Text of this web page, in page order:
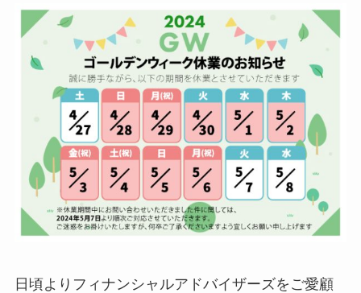
日頃よりフィナンシャルアドバイザーズをご愛顧